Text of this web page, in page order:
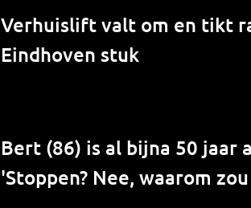
Verhuislift valt om en tikt
Eindhoven stuk
Bert (86) is al bijna 50 jaar
'Stoppen? Nee, waarom